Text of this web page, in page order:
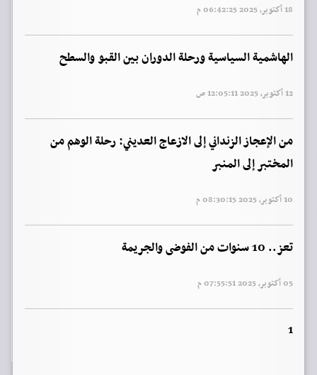
18 أكتوبر, 2025 06:42:25 م
الهاشمية السياسية ورحلة الدوران بين القبو والسطح
12 أكتوبر, 2025 12:05:11 ص
من الإعجاز الزنداني إلى الازعاج العديني: رحلة الوهم من
المختبر إلى المنبر
10 أكتوبر, 2025 08:30:15 م
تعز.. 10 سنوات من الفوضى والجريمة
05 أكتوبر, 2025 07:55:51 م
1